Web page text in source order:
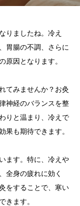
りましたね。冷え
胃腸の不調、さらに
原因となります。
てみませんか？お灸
神経のバランスを整
りと温まり、冷えで
果も期待できます。
ます。特に、冷えや
全身の疲れに効く
をすることで、寒い
きます。